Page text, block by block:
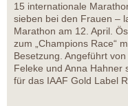
15 internationale
sieben bei den Frauen –
Marathon am 12. April.
zum „Champions Race“
Besetzung. Angeführt
Feleke und Anna Hahner
für das IAAF Gold Label